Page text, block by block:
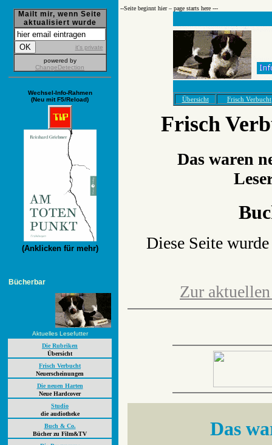
Mailt mir, wenn Seite
aktualisiert wurde
it's private
powered by
ChangeDetection
Wechsel-Info-Rahmen
(Neu mit F5/Reload)
(Anklicken für mehr)
Bücherbar
Aktuelles Lesefutter
Die Rubriken
Übersicht
Frisch Verbucht
Neuerscheinungen
Die neuen Harten
Neue Hardcover
Studio
die audiotheke
Buch & Co.
Bücher zu Film&TV
--­Seite beginnt hier – page starts here ---
Übersicht Frisch Verbucht
Frisch
Das waren
Diese Seite
Zur
Das